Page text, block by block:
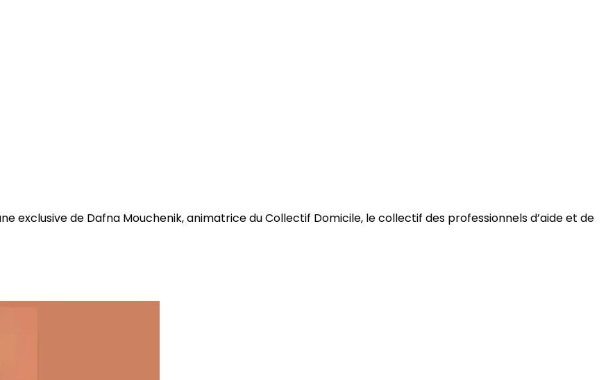
exclusive de Dafna Mouchenik, animatrice du Collectif Domicile, le collectif des professionnels d’aide et de